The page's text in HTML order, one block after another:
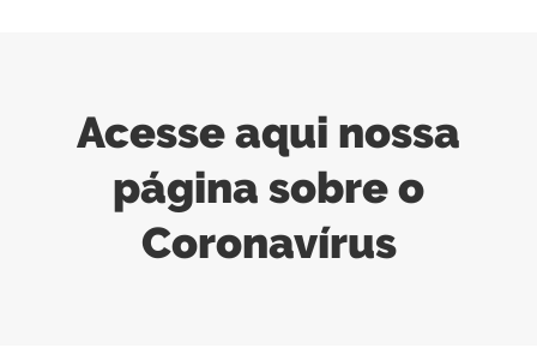
Acesse aqui nossa
página sobre o
Coronavírus